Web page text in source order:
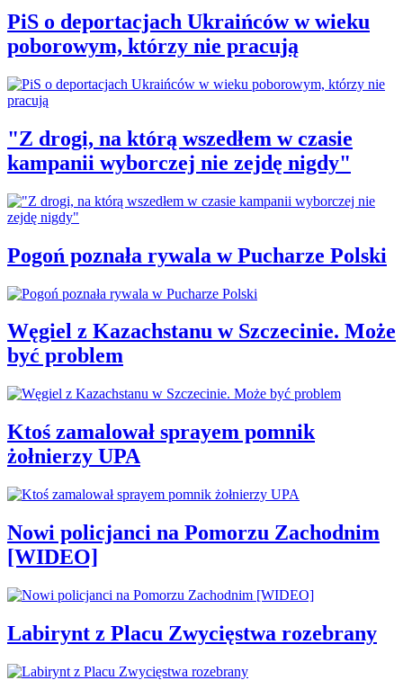
PiS o deportacjach Ukraińców w wieku
poborowym, którzy nie pracują
"Z drogi, na którą wszedłem w czasie
kampanii wyborczej nie zejdę nigdy"
Pogoń poznała rywala w Pucharze Polski
Węgiel z Kazachstanu w Szczecinie. Może
być problem
Ktoś zamalował sprayem pomnik
żołnierzy UPA
Nowi policjanci na Pomorzu Zachodnim
[WIDEO]
Labirynt z Placu Zwycięstwa rozebrany